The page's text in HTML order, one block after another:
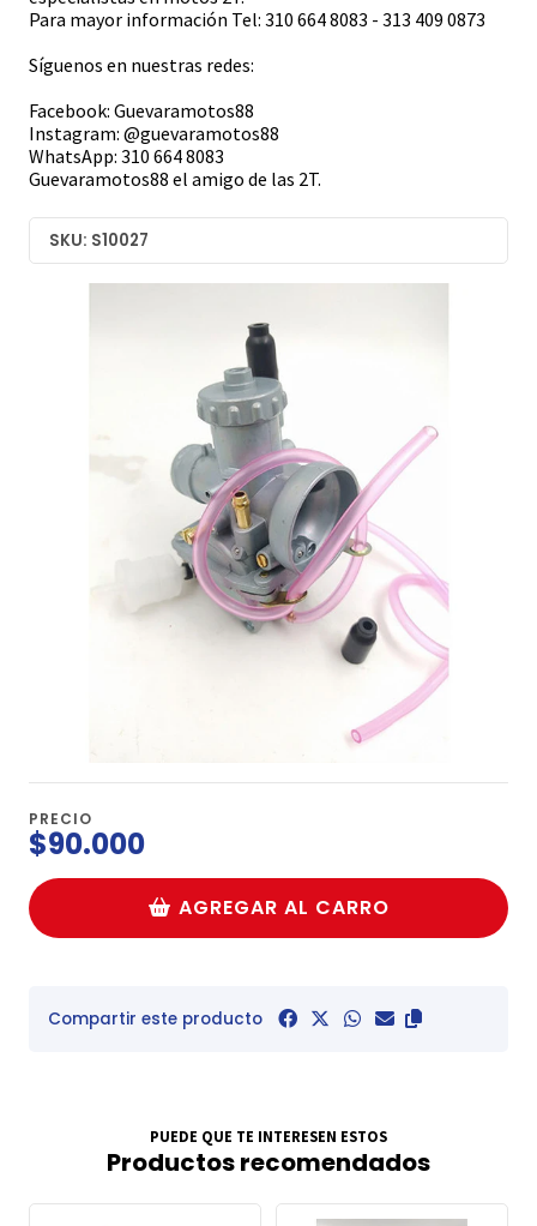
Para mayor información Tel: 310 664 8083 - 313 409 0873
Síguenos en nuestras redes:
Facebook: Guevaramotos88
Instagram: @guevaramotos88
WhatsApp: 310 664 8083
Guevaramotos88 el amigo de las 2T.
SKU: S10027
PRECIO
$90.000
AGREGAR AL CARRO
Compartir este producto
PUEDE QUE TE INTERESEN ESTOS
Productos recomendados